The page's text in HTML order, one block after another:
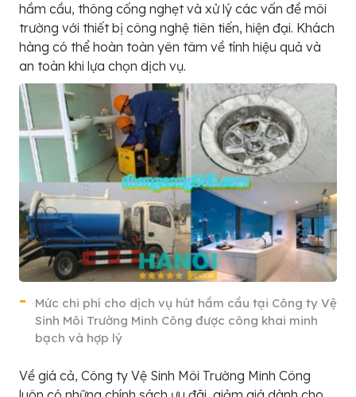
hầm cầu, thông cống nghẹt và xử lý các vấn đề môi
trường với thiết bị công nghệ tiên tiến, hiện đại. Khách
hàng có thể hoàn toàn yên tâm về tính hiệu quả và
an toàn khi lựa chọn dịch vụ.
Mức chi phí cho dịch vụ hút hầm cầu tại Công ty Vệ
Sinh Môi Trường Minh Công được công khai minh
bạch và hợp lý
Về giá cả, Công ty Vệ Sinh Môi Trường Minh Công